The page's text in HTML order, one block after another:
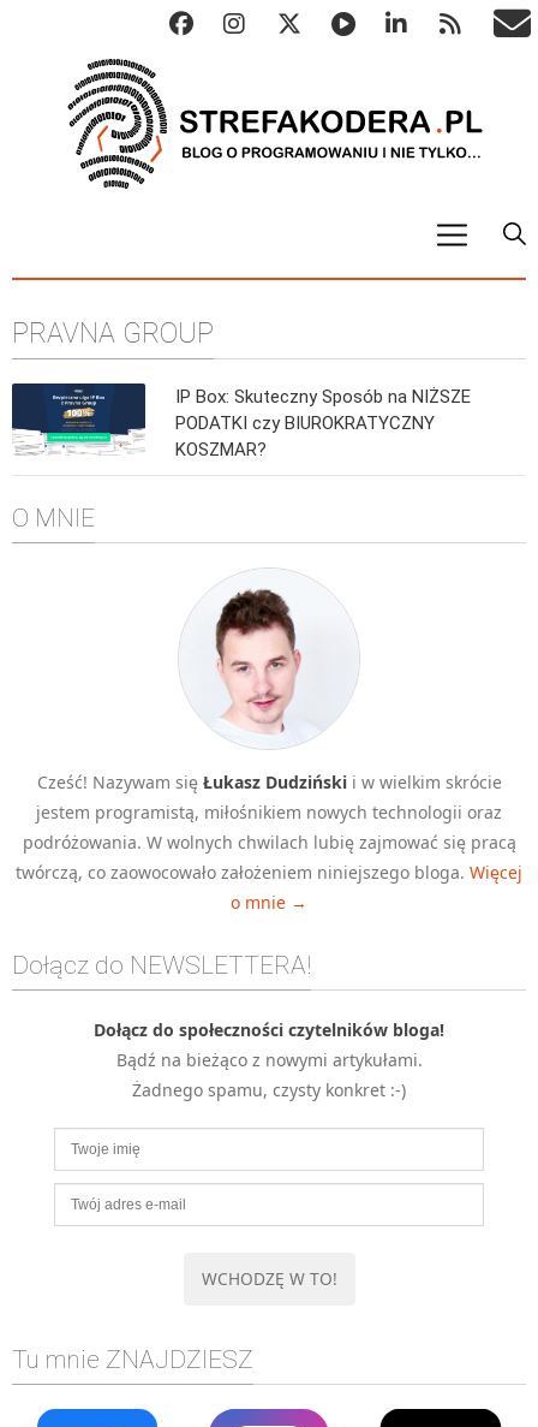
Metody numeryczne
Algorytmy sortowania
Algorytmy wyszukiwania
Inne
C++
Elementarz Java
Pascal
WEB
.htaccess
HTML 5
CSS 3
Django
PHP
WordPress
MOBILE
Android
KONTROLA WERSJI
SQL
TESTOWANIE
SIECI
PRAVNA GROUP
IP Box: Skuteczny Sposób na NIŻSZE
PODATKI czy BIUROKRATYCZNY
KOSZMAR?
O MNIE
Cześć! Nazywam się Łukasz Dudzińskii w wielkim skrócie
jestem programistą, miłośnikiem nowych technologii oraz
podróżowania. W wolnych chwilach lubię zajmować się pracą
twórczą, co zaowocowało założeniem niniejszego bloga. Więcej
o mnie →
Dołącz do NEWSLETTERA!
Dołącz do społeczności czytelników bloga!
Bądź na bieżąco z nowymi artykułami.
Żadnego spamu, czysty konkret :-)
Tu mnie ZNAJDZIESZ